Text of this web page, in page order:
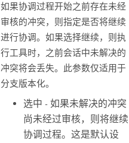
如果协调过程开始之前存在未经
审核的冲突，则指定是否将继续
进行协调。如果选择继续，则执
行工具时，之前会话中未解决的
冲突将会丢失。此参数仅适用于
分支版本化。
选中 - 如果未解决的冲突
尚未经过审核，则将继续
协调过程。这是默认设